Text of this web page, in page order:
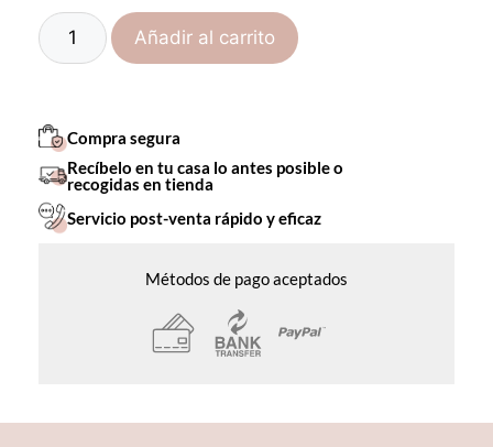
Añadir al carrito
Compra segura
Recíbelo en tu casa lo antes posible o
recogidas en tienda
Servicio post-venta rápido y eficaz
Métodos de pago aceptados